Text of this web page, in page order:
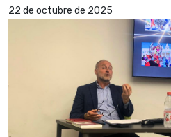
22 de octubre de 2025